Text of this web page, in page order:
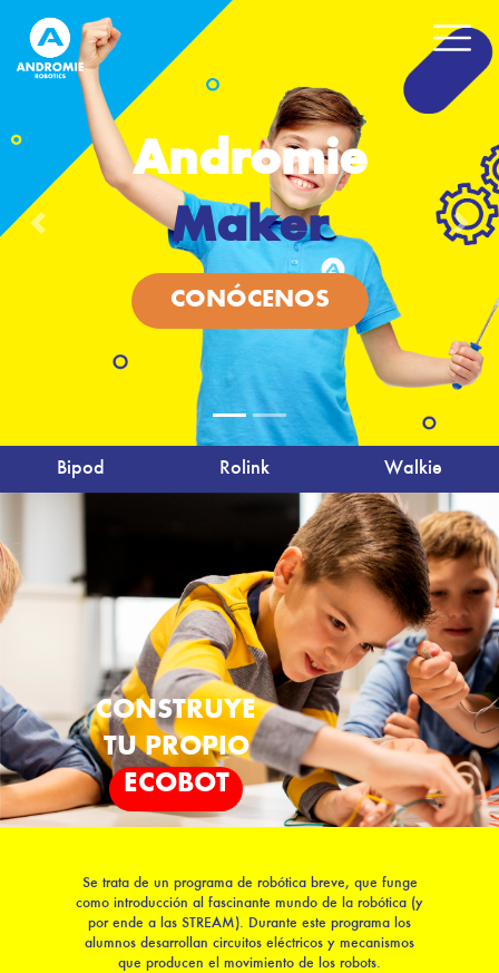
Andromie
Maker
CONÓCENOS
Previous
Bipod Rolink Walkie
CONSTRUYE
TU PROPIO
ECOBOT
Se trata de un programa de robótica breve, que funge
como introducción al fascinante mundo de la robótica (y
por ende a las STREAM). Durante este programa los
alumnos desarrollan circuitos eléctricos y mecanismos
que producen el movimiento de los robots.